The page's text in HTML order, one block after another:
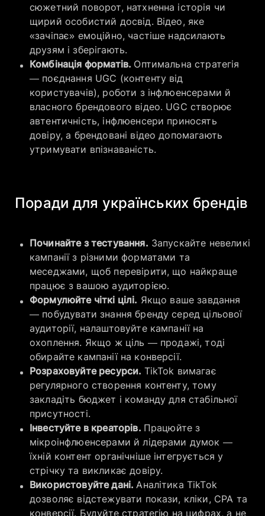
сюжетний поворот, натхненна історія чи
щирий особистий досвід. Відео, яке
«зачіпає» емоційно, частіше надсилають
друзям і зберігають.
Комбінація форматів. Оптимальна стратегія
— поєднання UGC (контенту від
користувачів), роботи з інфлюенсерами й
власного брендового відео. UGC створює
автентичність, інфлюенсери приносять
довіру, а брендовані відео допомагають
утримувати впізнаваність.
​Поради для українських брендів
Починайте з тестування. Запускайте невеликі
кампанії з різними форматами та
меседжами, щоб перевірити, що найкраще
працює з вашою аудиторією.
Формулюйте чіткі цілі. Якщо ваше завдання
— побудувати знання бренду серед цільової
аудиторії, налаштовуйте кампанії на
охоплення. Якщо ж ціль — продажі, тоді
обирайте кампанії на конверсії.
Розраховуйте ресурси. TikTok вимагає
регулярного створення контенту, тому
закладіть бюджет і команду для стабільної
присутності.
Інвестуйте в креаторів. Працюйте з
мікроінфлюенсерами й лідерами думок —
їхній контент органічніше інтегрується у
стрічку та викликає довіру.
Використовуйте дані.Аналітика TikTok
дозволяє відстежувати покази, кліки, CPA та
конверсії. Будуйте стратегію на цифрах, а не